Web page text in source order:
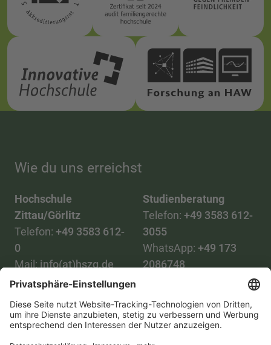
Wie du uns erreichst
Hochschule
Zittau/Görlitz
Telefon: +49 3583 612-
0
Mail: info(at)hszg.de
Studienberatung
Telefon: +49 3583 612-
3055
WhatsApp: +49 173
2086748
Alle StudiengängeDatenschutz